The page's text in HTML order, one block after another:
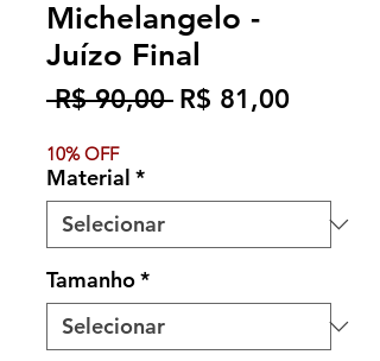
Michelangelo -
Juízo Final
R$ 90,00 Preço
R$ 81,00Preço
10% OFF
Material *
Tamanho*